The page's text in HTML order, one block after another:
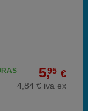
5,95 €
4,84 € iva ex